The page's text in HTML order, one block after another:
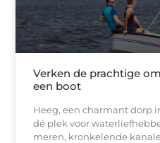
Verken de prachtige
een boot
Heeg, een charmant dorp
dé plek voor
meren, kronkelende